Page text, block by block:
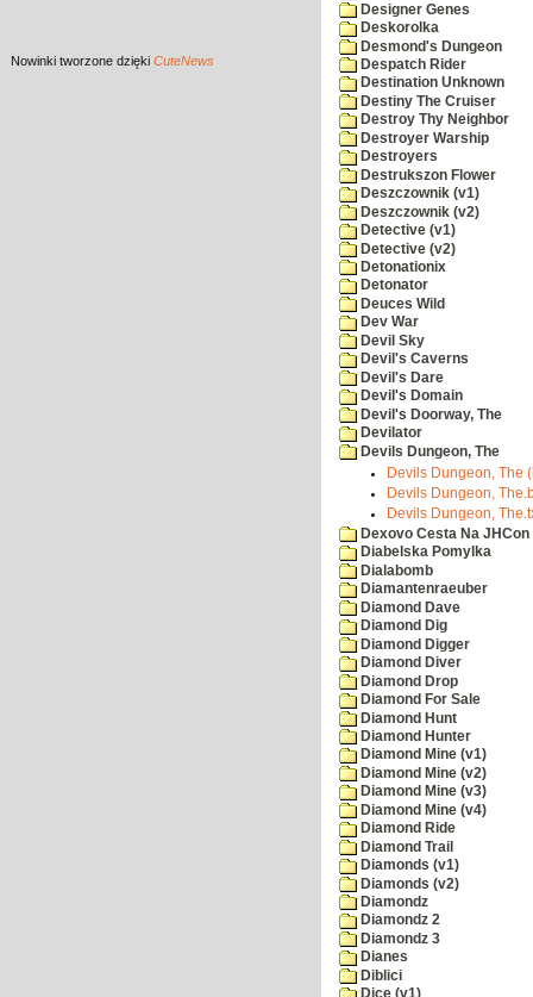
Nowinki tworzone dzięki CuteNews
Designer Genes
Deskorolka
Desmond's Dungeon
Despatch Rider
Destination Unknown
Destiny The Cruiser
Destroy Thy Neighbor
Destroyer Warship
Destroyers
Destrukszon Flower
Deszczownik (v1)
Deszczownik (v2)
Detective (v1)
Detective (v2)
Detonationix
Detonator
Deuces Wild
Dev War
Devil Sky
Devil's Caverns
Devil's Dare
Devil's Domain
Devil's Doorway, The
Devilator
Devils Dungeon, The
Devils Dungeon, The
Devils Dungeon,
Devils Dungeon,
Dexovo Cesta Na JHCon
Diabelska Pomylka
Dialabomb
Diamantenraeuber
Diamond Dave
Diamond Dig
Diamond Digger
Diamond Diver
Diamond Drop
Diamond For Sale
Diamond Hunt
Diamond Hunter
Diamond Mine (v1)
Diamond Mine (v2)
Diamond Mine (v3)
Diamond Mine (v4)
Diamond Ride
Diamond Trail
Diamonds (v1)
Diamonds (v2)
Diamondz
Diamondz 2
Diamondz 3
Dianes
Diblici
Dice (v1)